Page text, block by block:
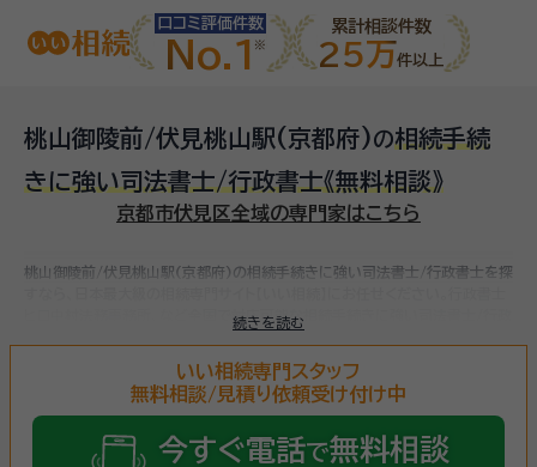
口コミ評価件数
No.1
累計相談件数
25万件以上
桃山御陵前/伏見桃山駅(京都府)の相続手続
きに強い司法書士/行政書士《無料相談》
京都市伏見区全域の専門家はこちら
続きを読む
桃山御陵前/伏見桃山駅(京都府)の相続手続きに強い司法書士/行政書士を探
全国で対応可能な相続手続きに強い司法書士/行政
協議、相続財産の名義変更、相続税の申告・納税（相続財産が基礎控除額を超
えていた場合）など多岐に渡るため、相続手続きに強い専門家に
ましょう。
いい相続専門スタッフ
無料相談/見積り依頼受け付け中
今すぐ電話で無料相談